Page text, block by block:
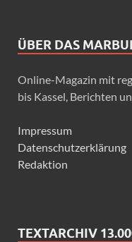
ÜBER DAS
Online-Magazin mit
bis Kassel, Berichten
Impressum
Datenschutzerklärung
Redaktion
TEXTARCHIV